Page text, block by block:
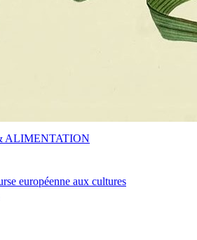
européenne aux cultures
ALIMENTATION